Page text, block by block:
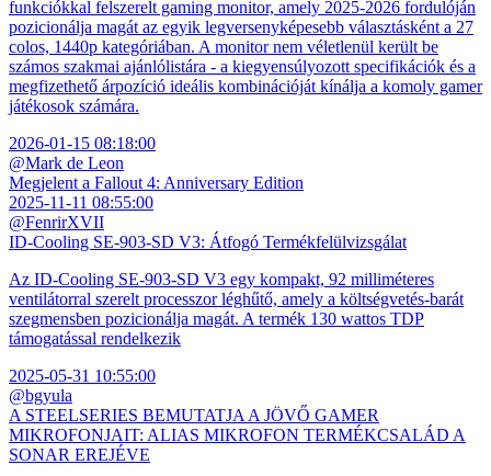
funkciókkal felszerelt gaming monitor, amely 2025-2026 fordulóján
pozicionálja magát az egyik legversenyképesebb választásként a 27
colos, 1440p kategóriában. A monitor nem véletlenül került be
számos szakmai ajánlólistára - a kiegyensúlyozott specifikációk és a
megfizethető árpozíció ideális kombinációját kínálja a komoly gamer
játékosok számára.
2026-01-15 08:18:00
@Mark de Leon
Megjelent a Fallout 4: Anniversary Edition
2025-11-11 08:55:00
@FenrirXVII
ID-Cooling SE-903-SD V3: Átfogó Termékfelülvizsgálat
Az ID-Cooling SE-903-SD V3 egy kompakt, 92 milliméteres
ventilátorral szerelt processzor léghűtő, amely a költségvetés-barát
szegmensben pozicionálja magát. A termék 130 wattos TDP
támogatással rendelkezik
2025-05-31 10:55:00
@bgyula
A STEELSERIES BEMUTATJA A JÖVŐ GAMER
MIKROFONJAIT: ALIAS MIKROFON TERMÉKCSALÁD A
SONAR EREJÉVE